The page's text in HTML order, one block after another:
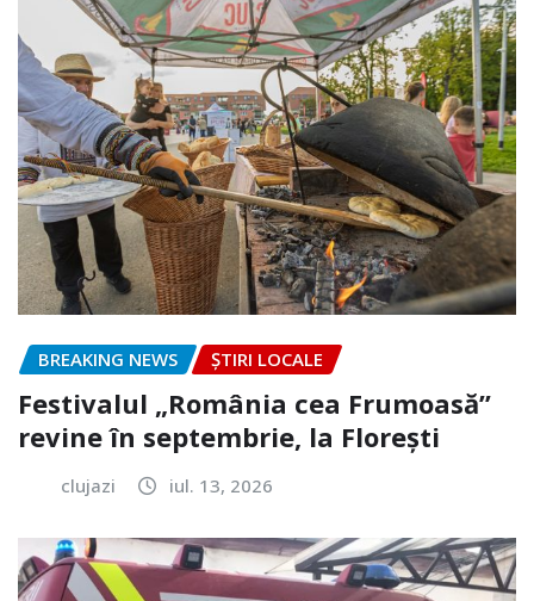
BREAKING NEWS ȘTIRI LOCALE
Festivalul „România cea Frumoasă”
revine în septembrie, la Florești
clujazi iul. 13, 2026